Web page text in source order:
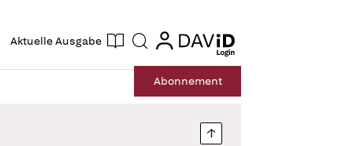
Aktuelle Ausgabe Suche login
login
Abonnement
Nach oben springen